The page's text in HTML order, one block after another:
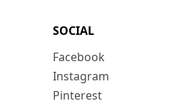
SOCIAL
Facebook
Instagram
Pinterest